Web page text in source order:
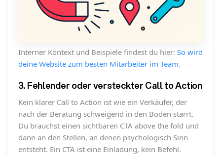
Interner Kontext und Beispiele findest du hier: So wird
deine Website zum besten Mitarbeiter im Team.
3. Fehlender oder versteckter Call to Action
Kein klarer Call to Action ist wie ein Verkäufer, der
nach der Beratung schweigend in den Boden starrt.
Du brauchst einen sichtbaren CTA above the fold und
dann an den Stellen, an denen psychologisch Sinn
entsteht. Ein CTA ist eine Einladung, kein Befehl.